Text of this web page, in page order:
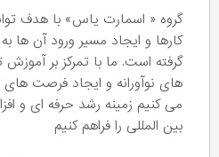
گروه « اسمارت یاس» با هدف
کارها و ایجاد مسیر ورود آن ها
گرفته است. ما با تمرکز بر
های نوآورانه و ایجاد فرصت
می کنیم زمینه رشد حرفه ای و
بین المللی را فراهم کنیم